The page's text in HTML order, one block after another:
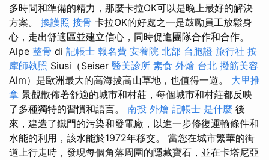
多時間和準備的精力，那麼卡拉OK可以是晚上最好的解決
方案。 換護照 接骨 卡拉OK的好處之一是鼓勵員工放鬆身
心，走出舒適區並建立信心，同時促進團隊合作和合作。
Alpe 整骨 di 記帳士 報名費 安養院 北部 台胞證 旅行社 按
摩師執照 Siusi（Seiser 醫美診所 素食 外燴 台北 撥筋美容
Alm）是歐洲最大的高海拔高山草地，也值得一遊。 大里推
拿 景觀散佈著舒適的城市和村莊，每個城市和村莊都反映
了多種獨特的習慣和語言。 南投 外燴 記帳士 是什麼 後
來，建造了鐵門的污染和發電廠，以進一步修復運輸條件和
水能的利用，該水能於1972年移交。 當您在城市繁華的街
道上行走時，發現每個角落周圍的隱藏寶石，並在卡塔尼亞